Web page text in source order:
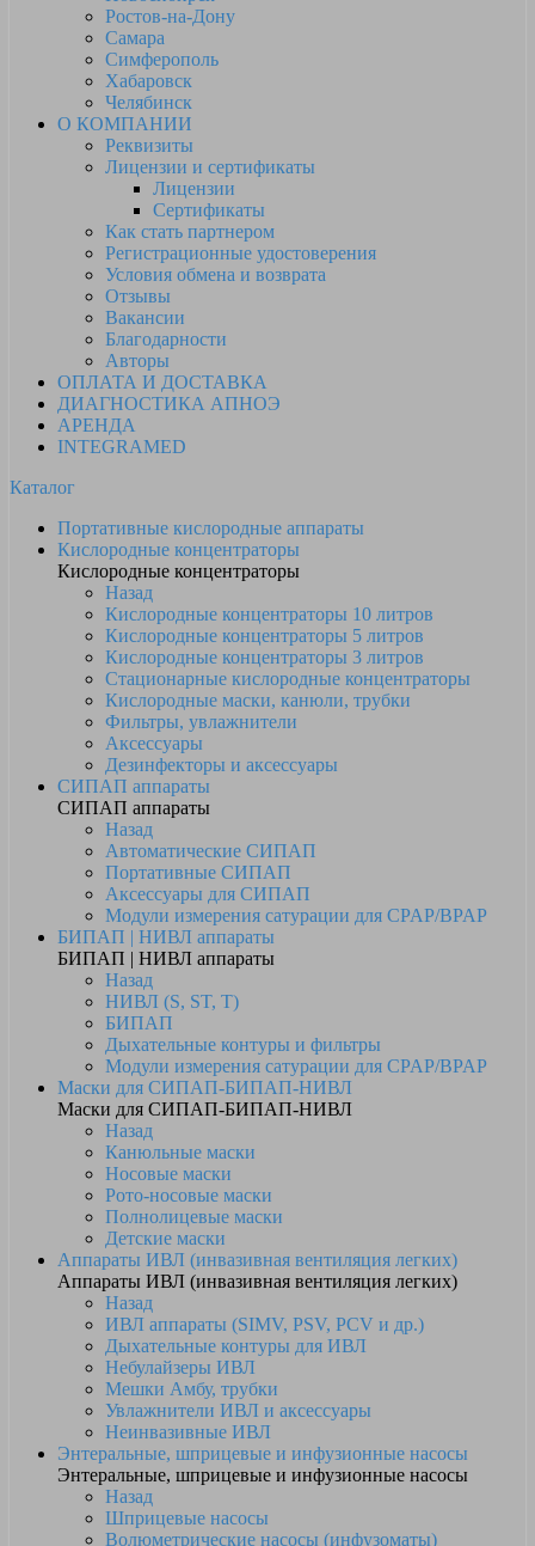
Ростов-на-Дону
Самара
Симферополь
Хабаровск
Челябинск
О КОМПАНИИ
Реквизиты
Лицензии и сертификаты
Лицензии
Сертификаты
Как стать партнером
Регистрационные удостоверения
Условия обмена и возврата
Отзывы
Вакансии
Благодарности
Авторы
ОПЛАТА И ДОСТАВКА
ДИАГНОСТИКА АПНОЭ
АРЕНДА
INTEGRAMED
Каталог
Портативные кислородные аппараты
Кислородные концентраторы
Кислородные концентраторы
Назад
Кислородные концентраторы 10 литров
Кислородные концентраторы 5 литров
Кислородные концентраторы 3 литров
Стационарные кислородные концентраторы
Кислородные маски, канюли, трубки
Фильтры, увлажнители
Аксессуары
Дезинфекторы и аксессуары
СИПАП аппараты
СИПАП аппараты
Назад
Автоматические СИПАП
Портативные СИПАП
Аксессуары для СИПАП
Модули измерения сатурации для CPAP/BPAP
БИПАП | НИВЛ аппараты
БИПАП | НИВЛ аппараты
Назад
НИВЛ (S, ST, T)
БИПАП
Дыхательные контуры и фильтры
Модули измерения сатурации для CPAP/BPAP
Маски для СИПАП-БИПАП-НИВЛ
Маски для СИПАП-БИПАП-НИВЛ
Назад
Канюльные маски
Носовые маски
Рото-носовые маски
Полнолицевые маски
Детские маски
Аппараты ИВЛ (инвазивная вентиляция легких)
Аппараты ИВЛ (инвазивная вентиляция легких)
Назад
ИВЛ аппараты (SIMV, PSV, PCV и др.)
Дыхательные контуры для ИВЛ
Небулайзеры ИВЛ
Мешки Амбу, трубки
Увлажнители ИВЛ и аксессуары
Неинвазивные ИВЛ
Энтеральные, шприцевые и инфузионные насосы
Энтеральные, шприцевые и инфузионные насосы
Назад
Шприцевые насосы
Волюметрические насосы (инфузоматы)